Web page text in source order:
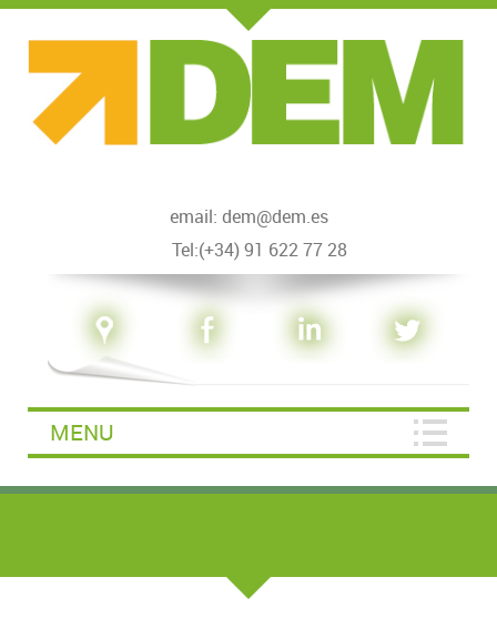
email: dem@dem.es
Tel:(+34) 91 622 77 28
MENU